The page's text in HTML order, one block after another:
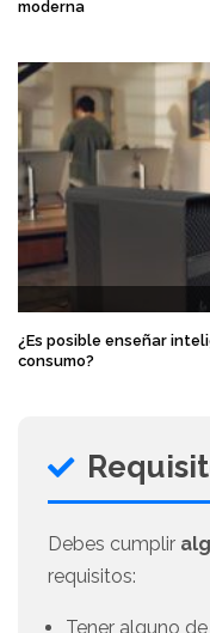
moderna
¿Es posible enseñar
consumo?
Debes cumplir
requisitos:
Tener alguno